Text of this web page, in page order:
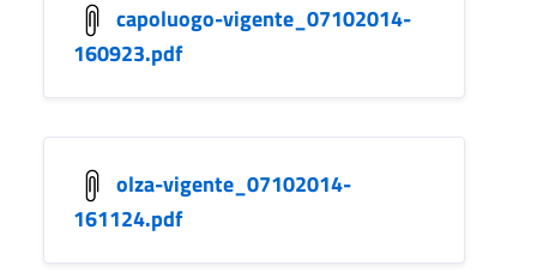
capoluogo-vigente_07102014-
160923.pdf
olza-vigente_07102014-
161124.pdf